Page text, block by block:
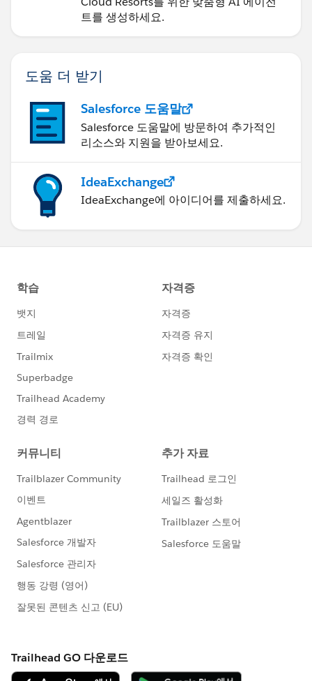
트를 생성하세요.
도움 더 받기
Salesforce 도움말
Salesforce 도움말에 방문하여 추가적인
리소스와 지원을 받아보세요.
IdeaExchange
IdeaExchange에 아이디어를 제출하세요.